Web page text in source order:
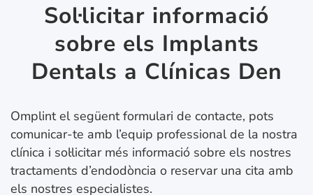
Sol·licitar informació
sobre els Implants
Dentals a Clínicas Den
Omplint el següent formulari de contacte, pots
comunicar-te amb l’equip professional de la nostra
clínica i sol·licitar més informació sobre els nostres
tractaments d’endodòncia o reservar una cita amb
els nostres especialistes.